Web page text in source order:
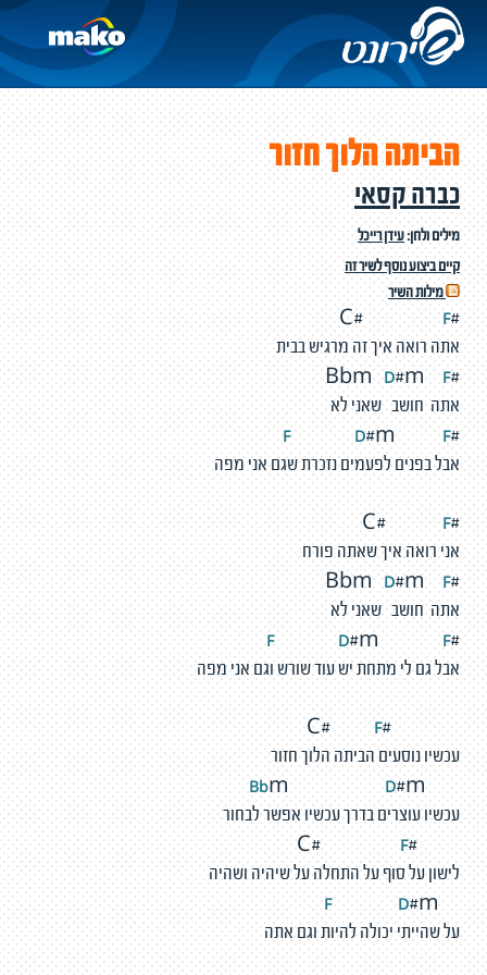
הביתה הלוך חזור
כברה קסאי
מילים ולחן:עידן רייכל
קיים ביצוע נוסף לשיר זה
מילות השיר
#C#
F
אתה רואה איך זה מרגיש בבית
#Bbm
D#m F
אתה חושב שאני לא
#
F D#m F
אבל בפנים לפעמים נזכרת שגם אני מפה
#C#
F
אני רואה איך שאתה פורח
#Bbm
D#m F
אתה חושב שאני לא
#
F D#m F
אבל גם לי מתחת יש עוד שורש וגם אני מפה
#C#
F
עכשיו נוסעים הביתה הלוך חזור
m D#m
עכשיו עוצרים בדרך עכשיו אפשר לבחור
#C#
F
לישון על סוף על התחלה על שיהיה ושהיה
D#m
על שהייתי יכולה להיות וגם אתה